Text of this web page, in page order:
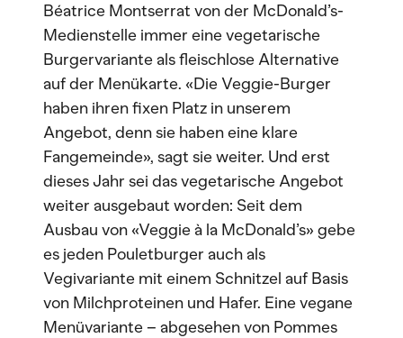
Béatrice Montserrat von der McDonald’s-
Medienstelle immer eine vegetarische
Burgervariante als fleischlose Alternative
auf der Menükarte. «Die Veggie-Burger
haben ihren fixen Platz in unserem
Angebot, denn sie haben eine klare
Fangemeinde», sagt sie weiter. Und erst
dieses Jahr sei das vegetarische Angebot
weiter ausgebaut worden: Seit dem
Ausbau von «Veggie à la McDonald’s» gebe
es jeden Pouletburger auch als
Vegivariante mit einem Schnitzel auf Basis
von Milchproteinen und Hafer. Eine vegane
Menüvariante – abgesehen von Pommes